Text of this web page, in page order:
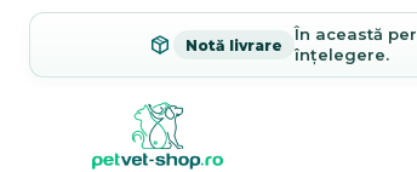
Notă livrare
În această
înțelegere.